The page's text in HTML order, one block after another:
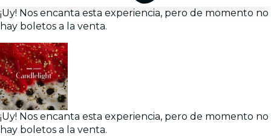
¡Uy! Nos encanta esta experiencia, pero de momento no
hay boletos a la venta.
¡Uy! Nos encanta esta experiencia, pero de momento no
hay boletos a la venta.